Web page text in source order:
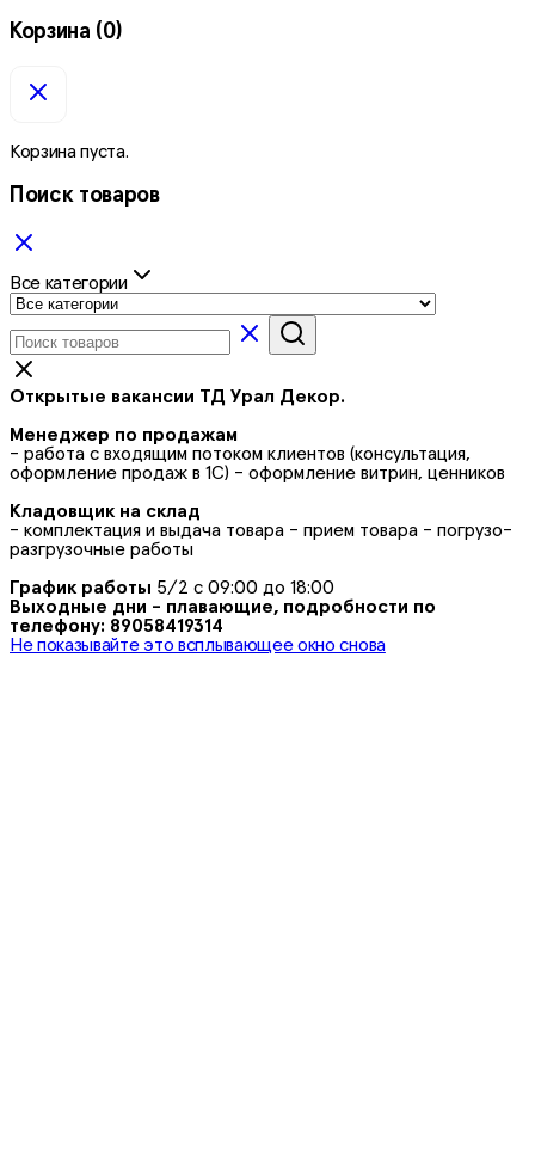
Корзина (0)
Корзина пуста.
Поиск товаров
Все категории
Открытые вакансии ТД Урал Декор.
Менеджер по продажам
- работа с входящим потоком клиентов (консультация,
оформление продаж в 1С) - оформление витрин, ценников
Кладовщик на склад
- комплектация и выдача товара - прием товара - погрузо-
разгрузочные работы
График работы 5/2 с 09:00 до 18:00
Выходные дни - плавающие, подробности по
телефону: 89058419314
Не показывайте это всплывающее окно снова